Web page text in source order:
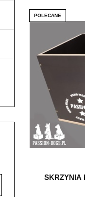
POLECANE
SKRZYNIA